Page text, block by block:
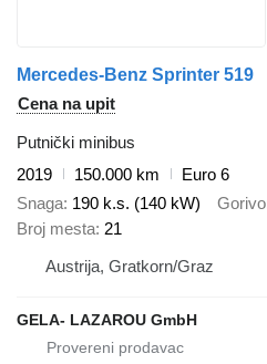
Mercedes-Benz Sprinter 519
Cena na upit
Putnički minibus
2019
150.000 km
Euro 6
Snaga 190 k.s. (140 kW) Gorivo
Broj mesta 21
Austrija, Gratkorn/Graz
GELA- LAZAROU GmbH